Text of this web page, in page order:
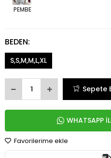
PEMBE
BEDEN:
S,S,M,M,L,XL
Sepete
WHATSAPP
Favorilerime ekle